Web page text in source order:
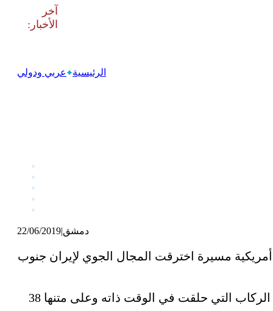
‫آخر
الرئيسية عربي ودولي
22/06/2019|دمشق
مسيرة اخترقت المجال الجوي لإيران جنوب
واعتبر ترامب أن إيران “تصرفت بحكمة شديدة” كونها أسقطت طائرة مسيرة، ولم تسقط طائرة الركاب التي حلقت في الوقت ذاته وعلى متنها 38